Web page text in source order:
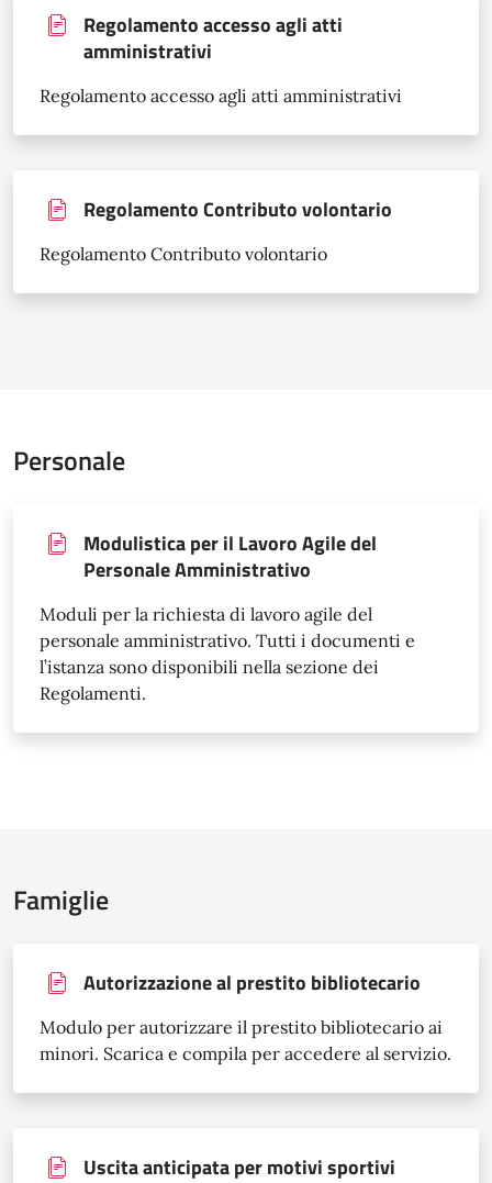
Regolamento accesso agli atti
amministrativi
Regolamento accesso agli atti amministrativi
Regolamento Contributo volontario
Regolamento Contributo volontario
Personale
Modulistica per il Lavoro Agile del
Personale Amministrativo
Moduli per la richiesta di lavoro agile del
personale amministrativo. Tutti i documenti e
l’istanza sono disponibili nella sezione dei
Regolamenti.
Famiglie
Autorizzazione al prestito bibliotecario
Modulo per autorizzare il prestito bibliotecario ai
minori. Scarica e compila per accedere al servizio.
Uscita anticipata per motivi sportivi